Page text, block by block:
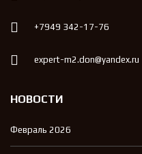
+7949 342-17-76
expert-m2.don@yandex.ru
НОВОСТИ
Февраль 2026